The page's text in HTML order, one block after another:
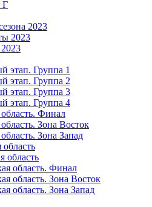
Г
2023
2023
этап. Группа 1
этап. Группа 2
этап. Группа 3
этап. Группа 4
область. Финал
область. Зона Восток
Зона Запад
область
область
область. Финал
область. Зона Восток
область. Зона Запад